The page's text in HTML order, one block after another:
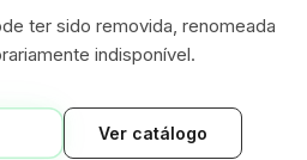
ter sido removida, renomeada
indisponível.
Ver catálogo